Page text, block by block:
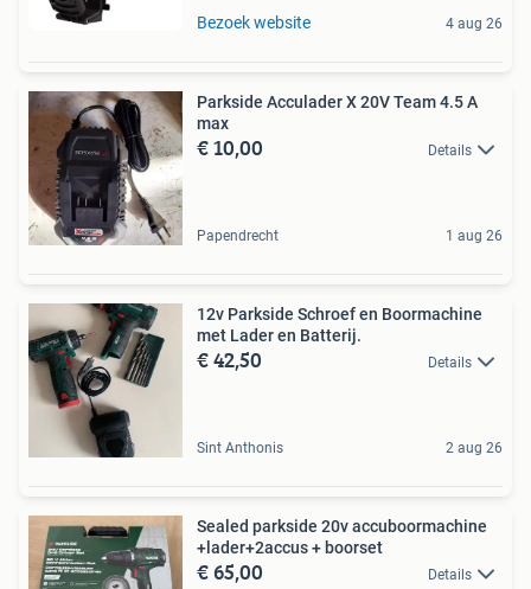
Bezoek website 4 aug 26
Parkside Acculader X 20V Team 4.5 A
max
€ 10,00 Details
Papendrecht 1 aug 26
12v Parkside Schroef en Boormachine
met Lader en Batterij.
€ 42,50 Details
Sint Anthonis 2 aug 26
Sealed parkside 20v accuboormachine
+lader+2accus + boorset
€ 65,00 Details